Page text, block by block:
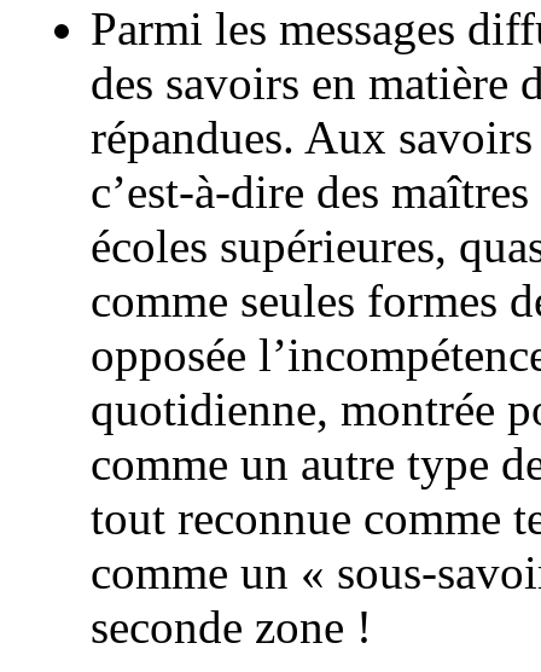
Parmi les messages
des savoirs en matière
répandues. Aux
c’est-à-dire des
écoles supérieures,
comme seules formes
opposée
quotidienne, montrée
comme un autre type
tout reconnue comme
comme un « sous-
seconde zone !